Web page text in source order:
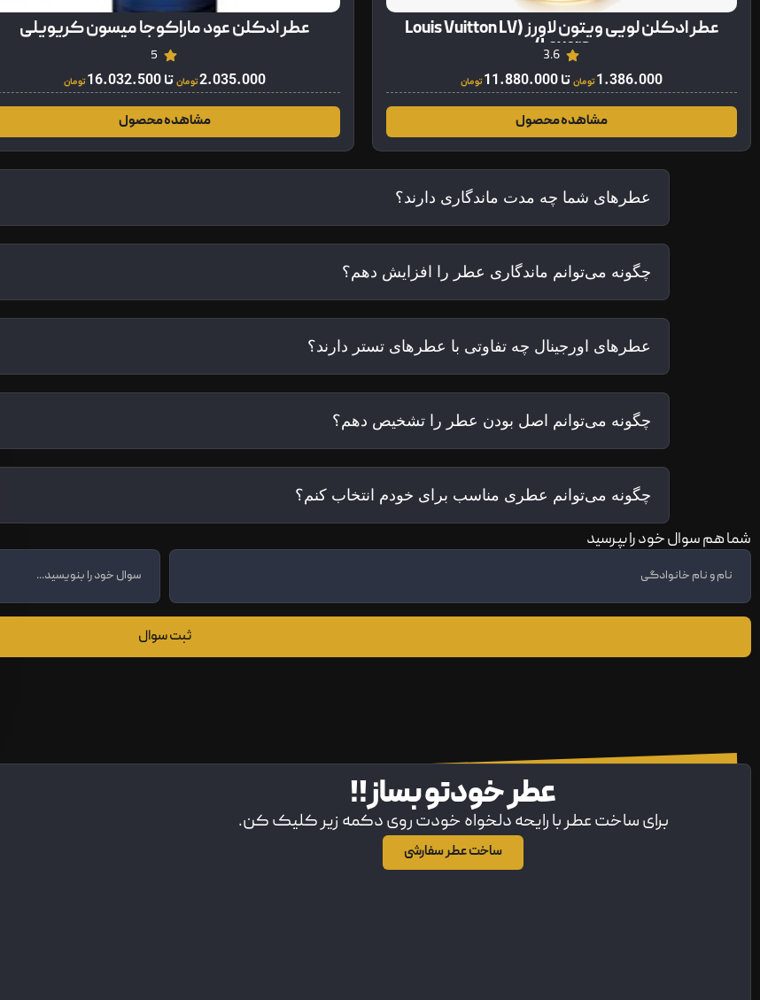
عطر ادکلن لویی ویتون لاورز (Louis Vuitton LV
Lovers)
3.6
1.386.000تومان تا 11.880.000تومان
مشاهده محصول
عطر ادکلن عود ماراکوجا میسون کریویلی
5
2.035.000تومان تا 16.032.500تومان
مشاهده محصول
عطرهای شما چه مدت ماندگاری دارند؟
چگونه می‌توانم ماندگاری عطر را افزایش دهم؟
عطرهای اورجینال چه تفاوتی با عطرهای تستر دارند؟
چگونه می‌توانم اصل بودن عطر را تشخیص دهم؟
چگونه می‌توانم عطری مناسب برای خودم انتخاب کنم؟
شما هم سوال خود را بپرسید
ثبت سوال
عطر خودتو بساز!!
برای ساخت عطر با رایحه دلخواه خودت روی دکمه زیر کلیک کن.
ساخت عطر سفارشی